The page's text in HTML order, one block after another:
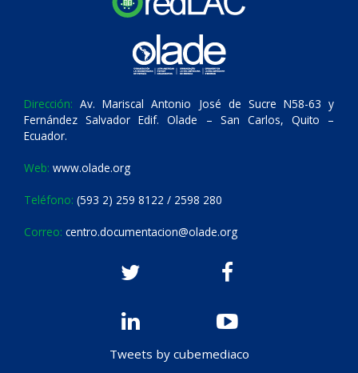
Dirección: Av. Mariscal Antonio José de Sucre N58-63 y
Fernández Salvador Edif. Olade – San Carlos, Quito –
Ecuador.
Web: www.olade.org
Teléfono: (593 2) 259 8122 / 2598 280
Correo: centro.documentacion@olade.org
Tweets by cubemediaco